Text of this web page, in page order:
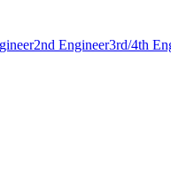
2nd Engineer3rd/4th